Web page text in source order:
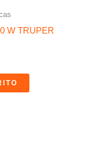
W TRUPER